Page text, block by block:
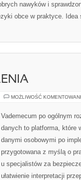
nawyków i
obce w praktyce.
MOŻLIWOŚĆ
Vademecum po ogólnym
danych to platforma, które
danymi osobowymi po
przygotowana z myślą o
u specjalistów za
ułatwienie interpretacji